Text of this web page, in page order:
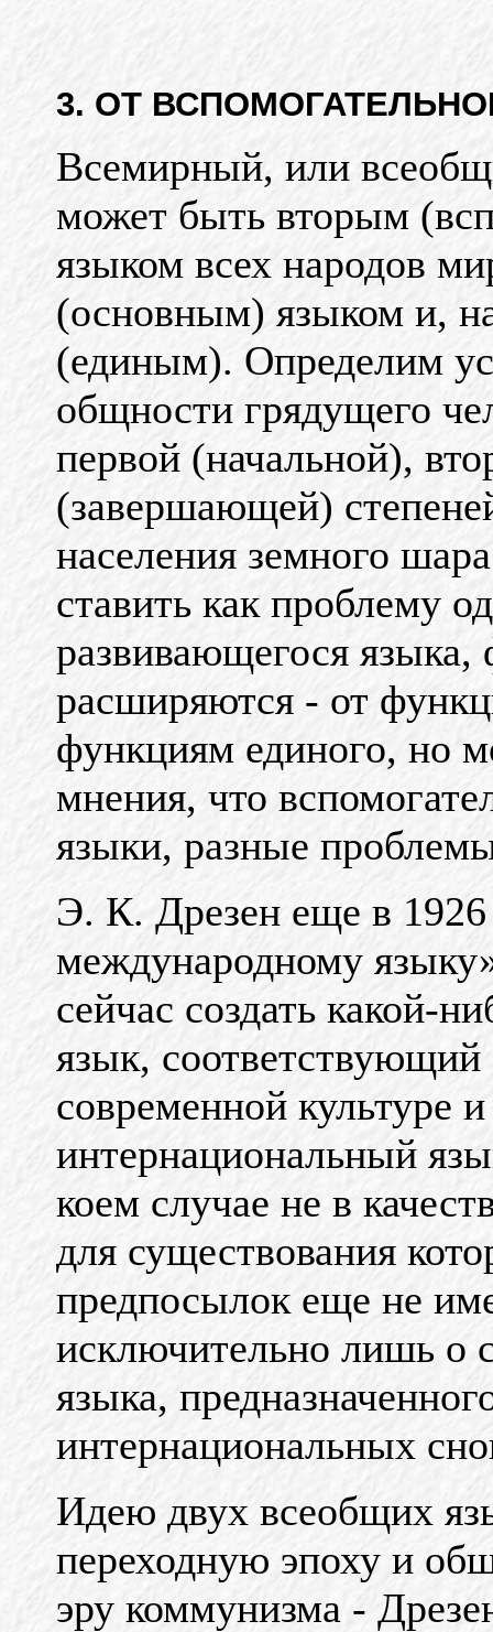
3. ОТ
Всемирный, или
может быть вторым
языком всех народов
(основным) языком и,
(единым). Определим
общности грядущего
первой (начальной),
(завершающей)
населения земного
ставить как проблему
развивающегося языка,
расширяются - от
функциям единого, но
мнения, что
языки, разные
Э. К. Дрезен еще в 1926
международному
сейчас создать какой-
язык,
современной культуре
интернациональный
коем случае не в
для существования
предпосылок еще не
исключительно лишь о
языка,
интернациональных
Идею двух всеобщих
переходную эпоху и
эру коммунизма -